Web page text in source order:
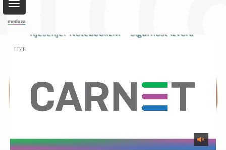
Toggle
navigation